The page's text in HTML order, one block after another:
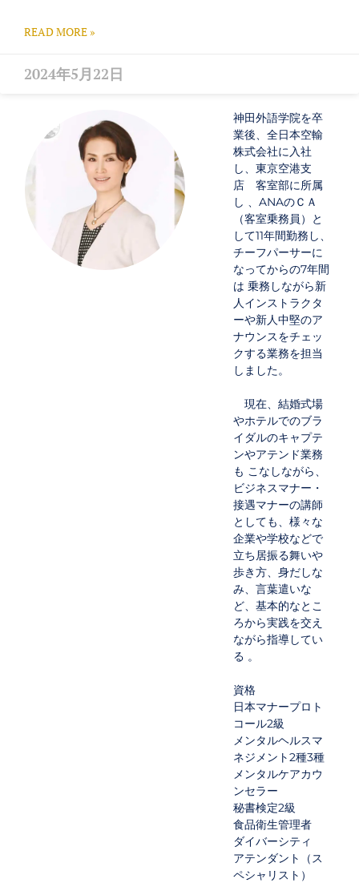
READ MORE »
2024年5月22日
神田外語学院を卒
業後、全日本空輸
株式会社に入社
し、東京空港支
店 客室部に所属
し 、ANAのＣＡ
（客室乗務員）と
して11年間勤務し、
チーフパーサーに
なってからの7年間
は 乗務しながら新
人インストラクタ
ーや新人中堅のア
ナウンスをチェッ
クする業務を担当
しました。
現在、結婚式場
やホテルでのブラ
イダルのキャプテ
ンやアテンド業務
も こなしながら、
ビジネスマナー・
接遇マナーの講師
としても、様々な
企業や学校などで
立ち居振る舞いや
歩き方、身だしな
み、言葉遣いな
ど、基本的なとこ
ろから実践を交え
ながら指導してい
る 。
資格
日本マナープロト
コール2級
メンタルヘルスマ
ネジメント2種3種
メンタルケアカウ
ンセラー
秘書検定2級
食品衛生管理者
ダイバーシティ
アテンダント（ス
ペシャリスト）